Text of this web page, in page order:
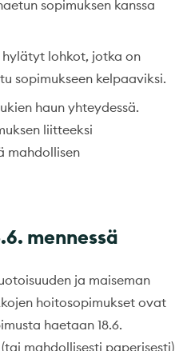
sopimuksen kanssa
lohkot, jotka on
sopimukseen kelpaaviksi.
haun yhteydessä.
liitteeksi
mahdollisen
mennessä
ja maiseman
hoitosopimukset ovat
haetaan 18.6.
mahdollisesti paperisesti)